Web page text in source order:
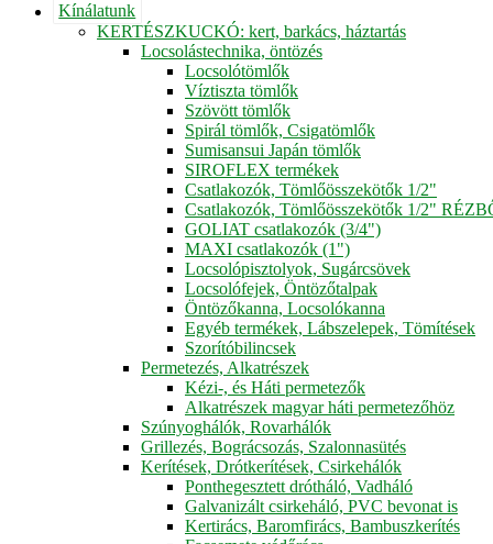
Kínálatunk
KERTÉSZKUCKÓ: kert, barkács, háztartás
Locsolástechnika, öntözés
Locsolótömlők
Víztiszta tömlők
Szövött tömlők
Spirál tömlők, Csigatömlők
Sumisansui Japán tömlők
SIROFLEX termékek
Csatlakozók, Tömlőösszekötők 1/2"
Csatlakozók, Tömlőösszekötők 1/2"
GOLIAT csatlakozók (3/4")
MAXI csatlakozók (1")
Locsolópisztolyok, Sugárcsövek
Locsolófejek, Öntözőtalpak
Öntözőkanna, Locsolókanna
Egyéb termékek, Lábszelepek, Tömítések
Szorítóbilincsek
Permetezés, Alkatrészek
Kézi-, és Háti permetezők
Alkatrészek magyar háti permetezőhöz
Szúnyoghálók, Rovarhálók
Grillezés, Bográcsozás, Szalonnasütés
Kerítések, Drótkerítések, Csirkehálók
Ponthegesztett drótháló, Vadháló
Galvanizált csirkeháló, PVC bevonat is
Kertirács, Baromfirács, Bambuszkerítés